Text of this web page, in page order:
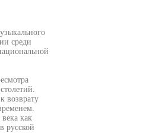
среди
возврату
как
русской